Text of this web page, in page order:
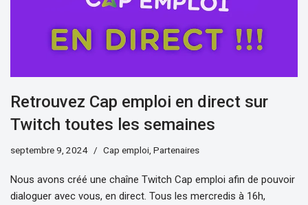
Retrouvez Cap emploi en direct sur
Twitch toutes les semaines
septembre 9, 2024 Cap emploi Partenaires
Nous avons créé une chaîne Twitch Cap emploi afin de pouvoir
dialoguer avec vous, en direct. Tous les mercredis à 16h,